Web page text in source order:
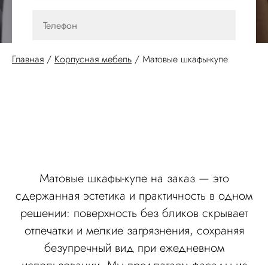
Отправить
Главная / Корпусная мебель / Матовые шкафы-купе
Матовые шкафы-купе на заказ — это
сдержанная эстетика и практичность в одном
решении: поверхность без бликов скрывает
отпечатки и мелкие загрязнения, сохраняя
безупречный вид при ежедневном